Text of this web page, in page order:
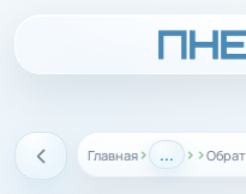
Назад Главная › ... › ›